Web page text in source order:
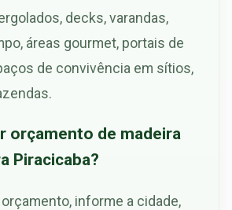
decks, varandas,
áreas gourmet, portais de
de convivência em sítios,
orçamento de madeira
Piracicaba?
informe a cidade,